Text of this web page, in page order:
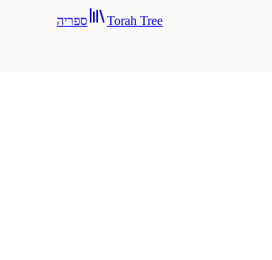
Torah Tree ספריה